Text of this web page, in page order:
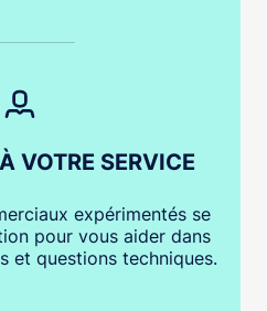
VOTRE SERVICE
expérimentés se
pour vous aider dans
et questions techniques.